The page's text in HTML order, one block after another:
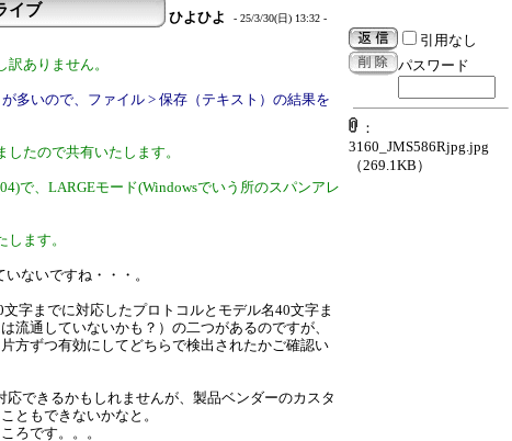
イブ ひよひよ - 25/3/30(日) 13:32 -
ありません。
多いので、ファイル > 保存（テキスト）の結果を
たので共有いたします。
で、LARGEモード(Windowsでいう所のスパンアレ
ます。
ないですね・・・。
字までに対応したプロトコルとモデル名40文字ま
流通していないかも？）の二つがあるのですが、
方ずつ有効にしてどちらで検出されたかご確認い
できるかもしれませんが、製品ベンダーのカスタ
ともできないかなと。
ろです。。。
引用なし
パスワード
：
3160_JMS586Rjpg.jpg
（269.1KB）